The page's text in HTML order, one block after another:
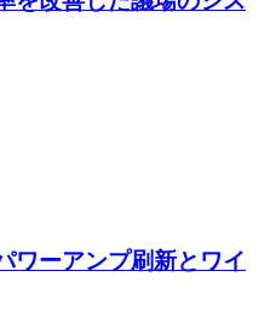
ワーアンプ刷新とワイ